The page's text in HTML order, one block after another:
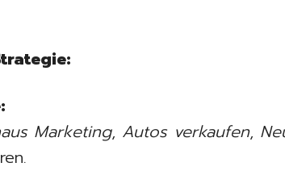
Marketing, Autos verkaufen,